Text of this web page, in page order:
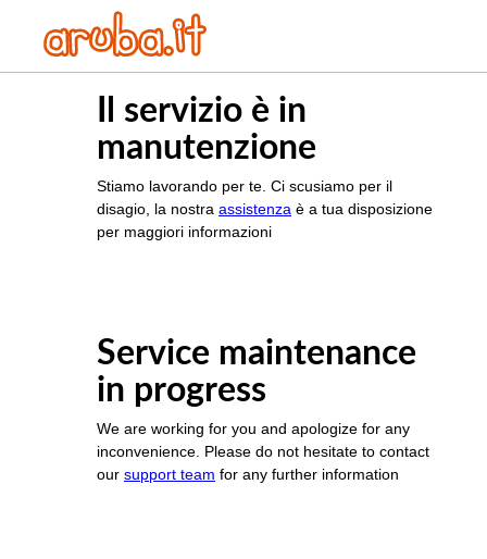
Il servizio è in
manutenzione
Stiamo lavorando per te. Ci scusiamo per il
disagio, la nostra assistenza è a tua disposizione
per maggiori informazioni
Service maintenance
in progress
We are working for you and apologize for any
inconvenience. Please do not hesitate to contact
our support team for any further information